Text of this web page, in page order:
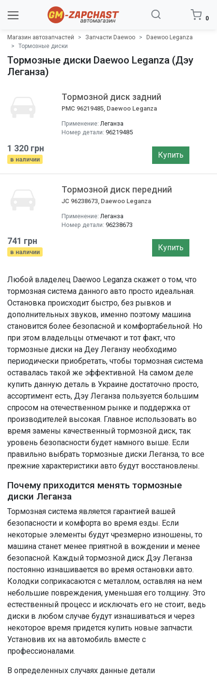
0
Магазин автозапчастей Запчасти Daewoo
Daewoo Leganza
Тормозные диски
Тормозные диски Daewoo Leganza (Дэу
Леганза)
Тормозной диск задний
PMC 96219485, Daewoo Leganza
Применение: Леганза
Номер детали: 96219485
1 320 грн
в наличии Купить
Тормозной диск передний
JC 96238673, Daewoo Leganza
Применение: Леганза
Номер детали: 96238673
741 грн
в наличии Купить
Любой владелец Daewoo Leganza скажет о том, что
тормозная система данного авто просто идеальная.
Остановка происходит быстро, без рывков и
дополнительных звуков, именно поэтому машина
становится более безопасной и комфортабельной. Но
при этом владельцы отмечают и тот факт, что
тормозные диски на Деу Леганзу необходимо
периодически приобретать, чтобы тормозная система
оставалась такой же эффективной. На самом деле
купить данную деталь в Украине достаточно просто,
ассортимент есть, Дэу Леганза пользуется большим
спросом на отечественном рынке и поддержка от
производителей высокая. Главное использовать во
время замены качественный тормозной диск, так
уровень безопасности будет намного выше. Если
правильно выбрать тормозные диски Леганза, то все
прежние характеристики авто будут восстановлены.
Почему приходится менять тормозные
диски Леганза
Тормозная система является гарантией вашей
безопасности и комфорта во время езды. Если
некоторые элементы будут чрезмерно изношены, то
машина станет менее приятной в вождении и менее
безопасной. Каждый тормозной диск Дэу Леганза
постоянно изнашивается во время остановки авто.
Колодки соприкасаются с металлом, оставляя на нем
небольшие повреждения, уменьшая его толщину. Это
естественный процесс и исключать его не стоит, ведь
диски в любом случае будут изнашиваться и через
некоторое время придется купить новые запчасти.
Установив их на автомобиль вместе с
профессионалами.
В определенных случаях данные детали